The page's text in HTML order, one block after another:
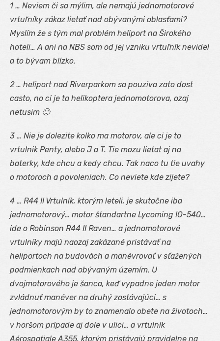
1 … Neviem či sa mýlim, ale nemajú jednomotorové
vrtuľníky zákaz lietať nad obývanými oblasťami?
Myslím že s tým mal problém heliport na Širokého
hoteli… A ani na NBS som od jej vzniku vrtuľník nevidel
a to bývam blízko.
2 … heliport nad Riverparkom sa pouziva zato dost
casto, no ci je ta helikoptera jednomotorova, ozaj
netusim 🙂
3 … Nie je dolezite kolko ma motorov, ale ci je to
vrtulnik Penty, alebo J a T. Tie mozu lietat aj na
baterky, kde chcu a kedy chcu. Tak naco tu tie uvahy
o motoroch a povoleniach. Co neviete kde zijete?
4 … R44 II Vrtulník, ktorým leteli, je skutočne iba
jednomotorový… motor štandartne Lycoming IO-540…
ide o Robinson R44 II Raven… a jednomotorové
vrtulníky majú naozaj zakázané pristávať na
heliportoch na budovách a manévrovať v sťažených
podmienkach nad obývaným územím. U
dvojmotorového je šanca, keď vypadne jeden motor
zvládnuť manéver na druhý zostávajúci… s
jednomotorovým by to znamenalo obete na životoch…
v horšom prípade aj dole v ulici… a vrtulník
Aérospatiale A355, ktorým pristávajú pravidelne na